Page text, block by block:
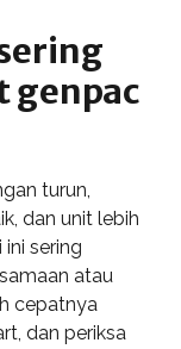
genpac
turun,
dan unit lebih
sering
atau
cepatnya
dan periksa